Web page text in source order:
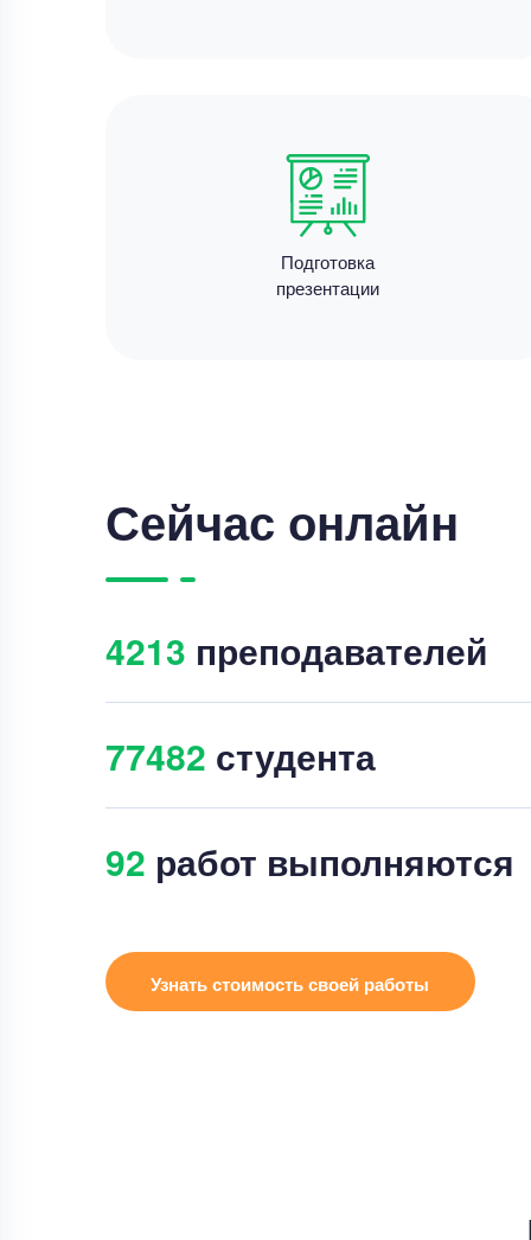
Подготовка
презентации
Сейчас онлайн
4220 преподавателей
77488 студента
88 работ выполняются
Узнать стоимость своей работы